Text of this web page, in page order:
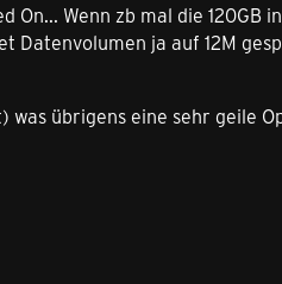
Wenn zb mal die 120GB
Datenvolumen ja auf 12M
übrigens eine sehr geile